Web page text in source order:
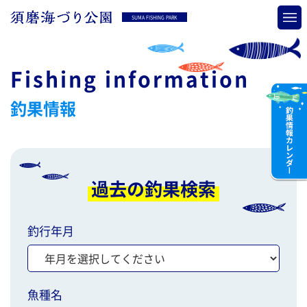
SUMA FISHING PARK
Fishing information
釣果情報
過去の釣果検索
釣行年月
魚種名